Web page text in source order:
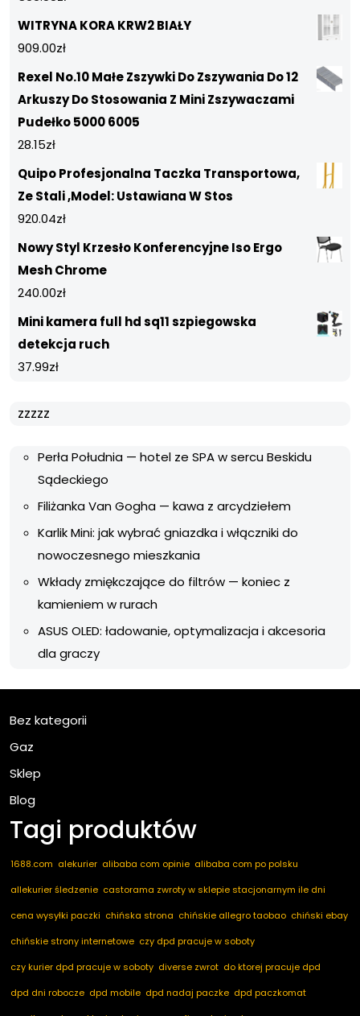
WITRYNA KORA KRW2 BIAŁY
909.00zł
Rexel No.10 Małe Zszywki Do Zszywania Do 12
Arkuszy Do Stosowania Z Mini Zszywaczami
Pudełko 5000 6005
28.15zł
Quipo Profesjonalna Taczka Transportowa,
Ze Stali ,Model: Ustawiana W Stos
920.04zł
Nowy Styl Krzesło Konferencyjne Iso Ergo
Mesh Chrome
240.00zł
Mini kamera full hd sq11 szpiegowska
detekcja ruch
37.99zł
zzzzz
Perła Południa — hotel ze SPA w sercu Beskidu
Sądeckiego
Filiżanka Van Gogha — kawa z arcydziełem
Karlik Mini: jak wybrać gniazdka i włączniki do
nowoczesnego mieszkania
Wkłady zmiękczające do filtrów — koniec z
kamieniem w rurach
ASUS OLED: ładowanie, optymalizacja i akcesoria
dla graczy
Bez kategorii
Gaz
Sklep
Blog
Tagi produktów
1688.com alekurier alibaba com opinie alibaba com po polsku
allekurier śledzenie castorama zwroty w sklepie stacjonarnym ile dni
cena wysyłki paczki chińska strona chińskie allegro taobao chiński ebay
chińskie strony internetowe czy dpd pracuje w soboty
czy kurier dpd pracuje w soboty diverse zwrot do ktorej pracuje dpd
dpd dni robocze dpd mobile dpd nadaj paczke dpd paczkomat